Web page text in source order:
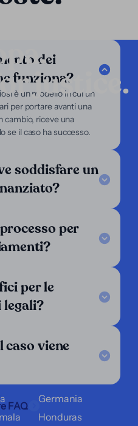
dei
funziona?
è un modello in cui un
per portare avanti una
cambio, riceve una
se il caso ha successo.
soddisfare un
per
per le
legali?
caso viene
FAQ
justice.
servizi
focus
criteri
in:
Cile
Germania
Honduras